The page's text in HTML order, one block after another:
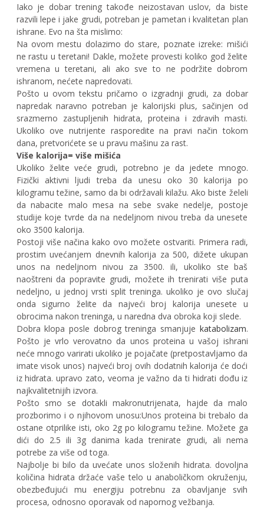
Iako je dobar trening takođe neizostavan uslov, da biste
razvili lepe i jake grudi, potreban je pametan i kvalitetan plan
ishrane. Evo na šta mislimo:
Na ovom mestu dolazimo do stare, poznate izreke: mišići
ne rastu u teretani! Dakle, možete provesti koliko god želite
vremena u teretani, ali ako sve to ne podržite dobrom
ishranom, nećete napredovati.
Pošto u ovom tekstu pričamo o izgradnji grudi, za dobar
napredak naravno potreban je kalorijski plus, sačinjen od
srazmerno zastupljenih hidrata, proteina i zdravih masti.
Ukoliko ove nutrijente rasporedite na pravi način tokom
dana, pretvorićete se u pravu mašinu za rast.
Više kalorija= više mišića
Ukoliko želite veće grudi, potrebno je da jedete mnogo.
Fizički aktivni ljudi treba da unesu oko 30 kalorija po
kilogramu težine, samo da bi održavali kilažu. Ako biste želeli
da nabacite malo mesa na sebe svake nedelje, postoje
studije koje tvrde da na nedeljnom nivou treba da unesete
oko 3500 kalorija.
Postoji više načina kako ovo možete ostvariti. Primera radi,
prostim uvećanjem dnevnih kalorija za 500, dižete ukupan
unos na nedeljnom nivou za 3500. ili, ukoliko ste baš
naoštreni da popravite grudi, možete ih trenirati više puta
nedeljno, u jednoj vrsti split treninga. ukoliko je ovo slučaj
onda sigurno želite da najveći broj kalorija unesete u
obrocima nakon treninga, u naredna dva obroka koji slede.
Dobra klopa posle dobrog treninga smanjuje katabolizam.
Pošto je vrlo verovatno da unos proteina u vašoj ishrani
neće mnogo varirati ukoliko je pojačate (pretpostavljamo da
imate visok unos) najveći broj ovih dodatnih kalorija će doći
iz hidrata. upravo zato, veoma je važno da ti hidrati dođu iz
najkvalitetnijih izvora.
Pošto smo se dotakli makronutrijenata, hajde da malo
prozborimo i o njihovom unosu:Unos proteina bi trebalo da
ostane otprilike isti, oko 2g po kilogramu težine. Možete ga
dići do 2.5 ili 3g danima kada trenirate grudi, ali nema
potrebe za više od toga.
Najbolje bi bilo da uvećate unos složenih hidrata. dovoljna
količina hidrata držaće vaše telo u anaboličkom okruženju,
obezbeđujući mu energiju potrebnu za obavljanje svih
procesa, odnosno oporavak od napornog vežbanja.